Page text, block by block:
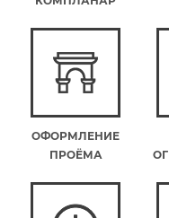
ОФОРМЛЕНИЕ
ПРОЁМА